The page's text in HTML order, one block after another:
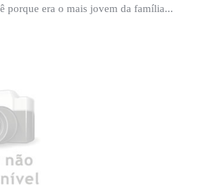
porque era o mais jovem da família...